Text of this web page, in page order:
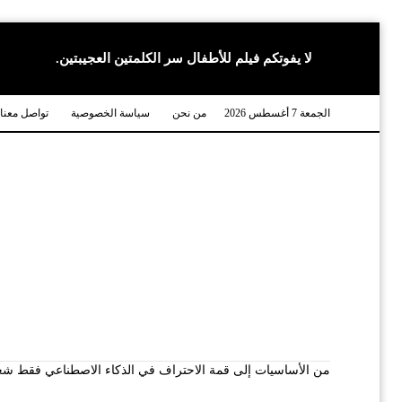
لا يفوتكم فيلم للأطفال سر الكلمتين العجيبتين.
الجمعة 7 أغسطس 2026 من نحن سياسة الخصوصية تواصل معنا
من الأساسيات إلى قمة الاحتراف في الذكاء الاصطناعي فقط